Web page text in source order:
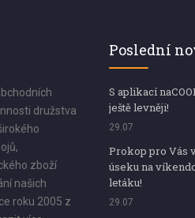
družstva
zboží
našich
roku 2005 z
Poslední
S aplikací
ještě levněji!
29.07
Prokop pro Vás
úseku na
letáku!
29.07